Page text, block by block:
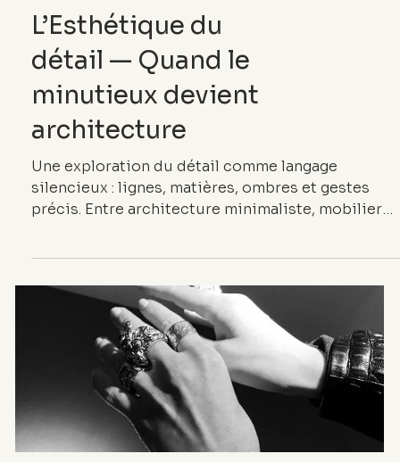
INSPIRATIONS
L’Esthétique du
détail — Quand le
minutieux devient
Une exploration du détail comme langage
silencieux : lignes, matières, ombres et gestes
calme et façonne notre manière d’habiter le